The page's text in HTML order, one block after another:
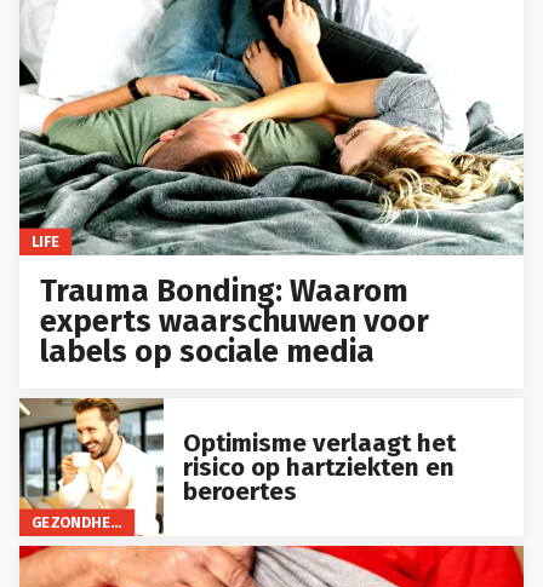
LIFE
Trauma Bonding: Waarom
experts waarschuwen voor
labels op sociale media
GEZONDHEID
Optimisme verlaagt het
risico op hartziekten en
beroertes